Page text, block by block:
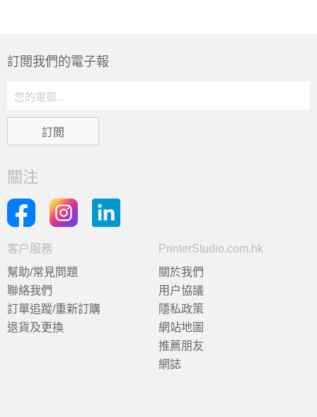
訂閲我們的電子報
關注
客户服務
幫助/常見問題
聯絡我們
訂單追蹤/重新訂購
退貨及更換
PrinterStudio.com.hk
關於我們
用户協議
隱私政策
網站地圖
推薦朋友
網誌